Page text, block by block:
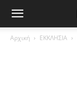
Αρχική ΕΚΚΛΗΣΙΑ